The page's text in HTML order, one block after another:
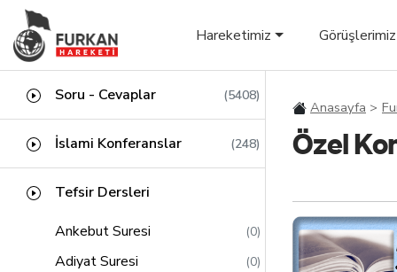
Hareketimiz Görüşlerimiz
Soru - Cevaplar (5408)
İslami Konferanslar (248)
Tefsir Dersleri
Ankebut Suresi
(0)
Adiyat Suresi (0)
Anasayfa
Özel